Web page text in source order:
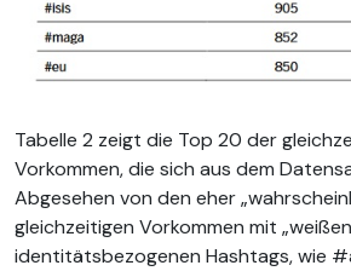
Tabelle 2 zeigt die Top 20 der
Vorkommen, die sich aus dem
Abgesehen von den eher
gleichzeitigen Vorkommen mit
identitätsbezogenen Hashtags, wie